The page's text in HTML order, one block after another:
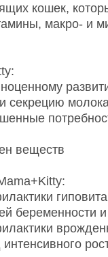
кошек,
макро- и
секрецию молока
веществ
беременности